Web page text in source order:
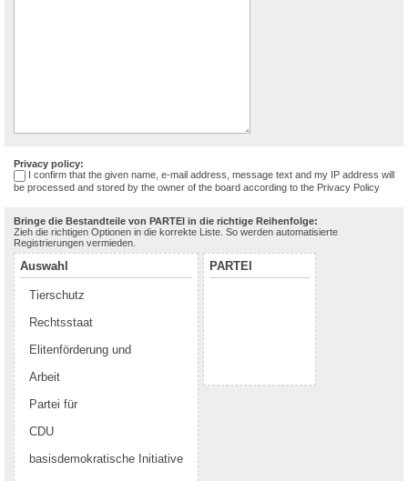
Privacy policy:
I confirm that the given name, e-mail address, message text and my IP address will
be processed and stored by the owner of the board according to the Privacy Policy
Bringe die Bestandteile von PARTEI in die richtige Reihenfolge:
Zieh die richtigen Optionen in die korrekte Liste. So werden automatisierte
Registrierungen vermieden.
Auswahl
Tierschutz
Rechtsstaat
Elitenförderung und
Arbeit
Partei für
CDU
basisdemokratische Initiative
PARTEI